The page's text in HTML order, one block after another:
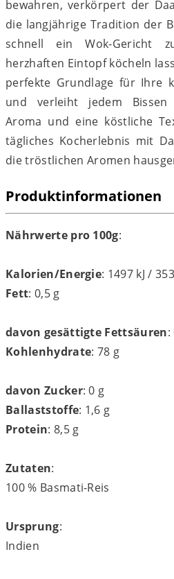
bewahren, verkörpert der
die langjährige Tradition der
schnell ein Wok-Gericht
herzhaften Eintopf köcheln
perfekte Grundlage für Ihre
und verleiht jedem Bissen
Aroma und eine köstliche
tägliches Kocherlebnis mit
die tröstlichen Aromen
Produktinformationen
Nährwerte pro 100g:
Kalorien/Energie: 1497 kJ /
Fett: 0,5 g
davon gesättigte Fettsäuren:
Kohlenhydrate: 78 g
davon Zucker: 0 g
Ballaststoffe: 1,6 g
Protein: 8,5 g
Zutaten:
100 % Basmati-Reis
Ursprung:
Indien